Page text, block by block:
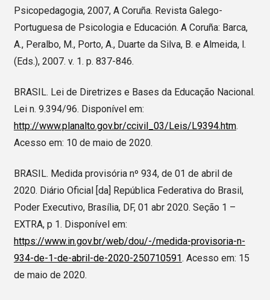
Psicopedagogia, 2007, A Coruña. Revista Galego-
Portuguesa de Psicologia e Educación. A Coruña: Barca,
A., Peralbo, M., Porto, A., Duarte da Silva, B. e Almeida, l.
(Eds.), 2007. v. 1. p. 837-846.
BRASIL. Lei de Diretrizes e Bases da Educação Nacional.
Lei n. 9.394/96. Disponível em:
http://www.planalto.gov.br/ccivil_03/Leis/L9394.htm.
Acesso em: 10 de maio de 2020.
BRASIL. Medida provisória nº 934, de 01 de abril de
2020. Diário Oficial [da] República Federativa do Brasil,
Poder Executivo, Brasília, DF, 01 abr 2020. Seção 1 –
EXTRA, p 1. Disponível em:
https://www.in.gov.br/web/dou/-/medida-provisoria-n-
934-de-1-de-abril-de-2020-250710591. Acesso em: 15
de maio de 2020.